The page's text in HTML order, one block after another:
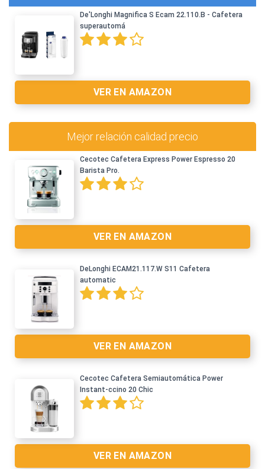
De'Longhi Magnifica S Ecam 22.110.B - Cafetera
superautomá
VER EN AMAZON
Mejor relación calidad precio
Cecotec Cafetera Express Power Espresso 20
Barista Pro.
VER EN AMAZON
DeLonghi ECAM21.117.W S11 Cafetera
automatic
VER EN AMAZON
Cecotec Cafetera Semiautomática Power
Instant-ccino 20 Chic
VER EN AMAZON